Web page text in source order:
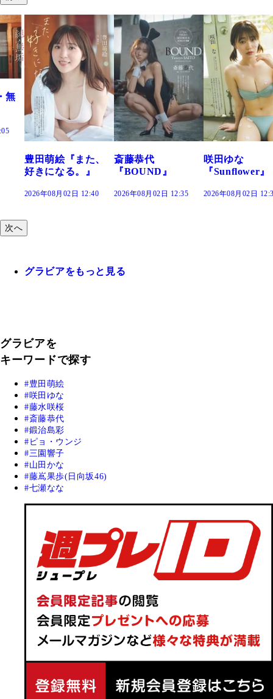
斎藤恭代
『BOUND』
2026年08月02日 12:35
咲田ゆな
『Sunflower』
2026年08月02日 12:30
藤水咲桜『花
だまり』
2026年08月02日
次へ
グラビアをもっと見る
グラビアを
キーワードで探す
豊田萌絵
咲田ゆな
藤水咲桜
斎藤恭代
鍛治島彩
ピョ・ウンジ
三園響子
山田かな
藤嶌果歩(日向坂46)
七瀬なな